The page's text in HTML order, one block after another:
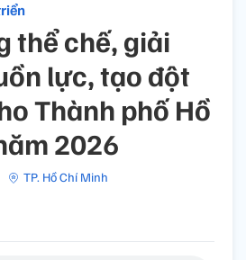
thể chế, giải
lực, tạo đột
Thành phố Hồ
2026
TP. Hồ Chí Minh